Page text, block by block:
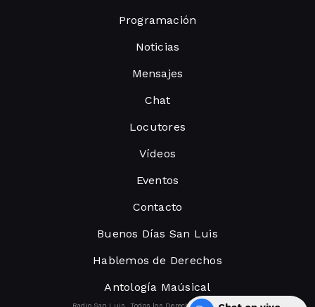
Programación
Noticias
Mensajes
Chat
Locutores
Vídeos
Eventos
Contacto
Buenos Días San Luis
Hablemos de Derechos
Antología Maúsical
Radio San Luis. Todos los Derechos Reservados.